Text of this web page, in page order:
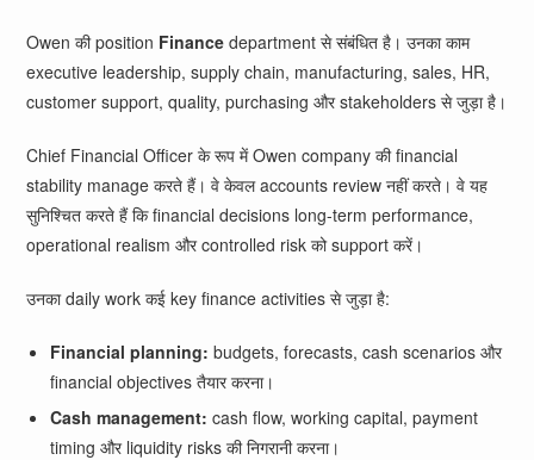
Owen की position Finance department से संबंधित है। उनका काम
executive leadership, supply chain, manufacturing, sales, HR,
customer support, quality, purchasing और stakeholders से जुड़ा है।
Chief Financial Officer के रूप में Owen company की financial
stability manage करते हैं। वे केवल accounts review नहीं करते। वे यह
सुनिश्चित करते हैं कि financial decisions long-term performance,
operational realism और controlled risk को support करें।
उनका daily work कई key finance activities से जुड़ा है:
Financial planning: budgets, forecasts, cash scenarios और
financial objectives तैयार करना।
Cash management: cash flow, working capital, payment
timing और liquidity risks की निगरानी करना।